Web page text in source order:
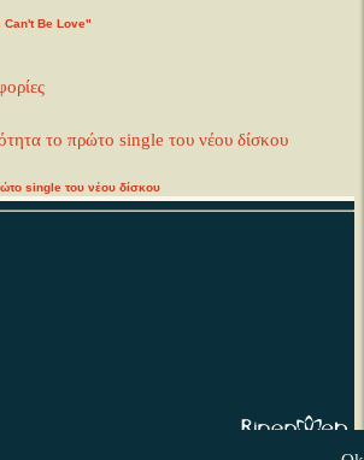
Can't Be Love"
single του νέου δίσκου
| Developed by